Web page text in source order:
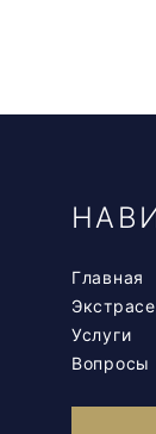
Главная
Услуги
Вопросы